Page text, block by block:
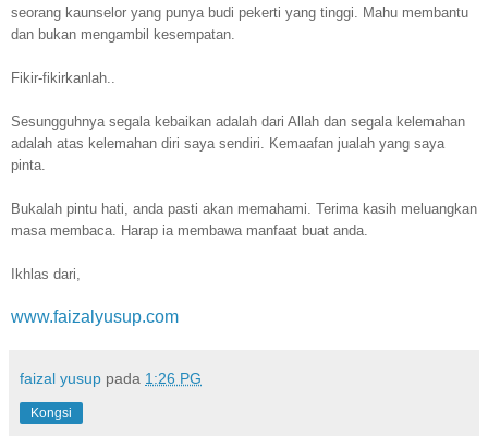
seorang kaunselor yang punya budi pekerti yang tinggi. Mahu membantu
dan bukan mengambil kesempatan.
Fikir-fikirkanlah..
Sesungguhnya segala kebaikan adalah dari Allah dan segala kelemahan
adalah atas kelemahan diri saya sendiri. Kemaafan jualah yang saya
pinta.
Bukalah pintu hati, anda pasti akan memahami. Terima kasih meluangkan
masa membaca. Harap ia membawa manfaat buat anda.
Ikhlas dari,
www.faizalyusup.com
faizal yusup pada 1:26 PG
Kongsi